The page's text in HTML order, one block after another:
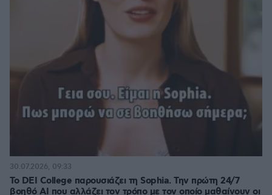
Το DEI College παρουσιάζει τη Sophia. Την πρώτη 24/7
βοηθό AI που αλλάζει τον τρόπο με τον οποίο μαθαίνουν οι
30.07.2026, 09:33